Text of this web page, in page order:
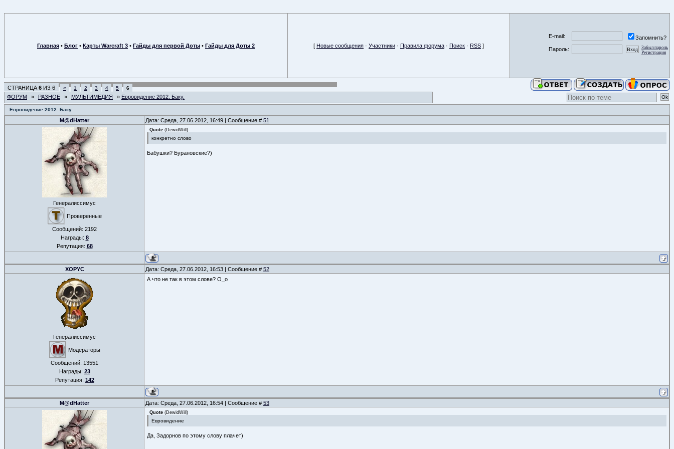
Главная • Блог • Карты Warcraft 3 • Гайды для первой Доты • Гайды для Доты 2 [ Новые сообщения · Участники · Правила форума · Поиск · RSS ]
E-mail:
Запомнить?
Пароль:
Забыл пароль
Регистрация
СТРАНИЦА 6 ИЗ 6 « 1 2 3 4 5 6
ФОРУМ » РАЗНОЕ » МУЛЬТИМЕДИЯ » Евровидение 2012. Баку.
Евровидение 2012. Баку.
M@dHatter Дата: Среда, 27.06.2012, 16:49 | Сообщение # 51
Генералиссимус
Проверенные
Сообщений: 2192
Награды: 8
Репутация: 68
Quote (DewidWill )
конкретно слово
Бабушки? Бурановские?)
XOPYC Дата: Среда, 27.06.2012, 16:53 | Сообщение # 52
Генералиссимус
Модераторы
Сообщений: 13551
Награды: 23
Репутация: 142
А что не так в этом слове? О_о
M@dHatter Дата: Среда, 27.06.2012, 16:54 | Сообщение # 53
Quote (DewidWill )
Евровидение
Да, Задорнов по этому слову плачет)